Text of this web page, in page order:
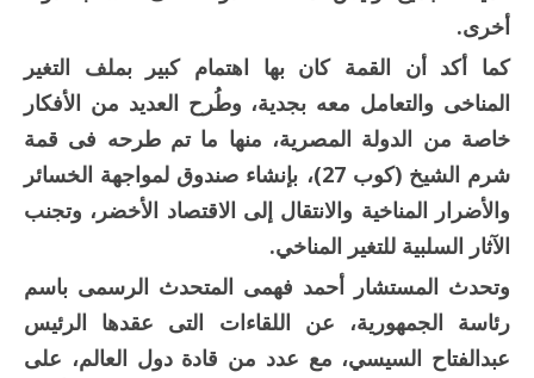
أخرى.
كما أكد أن القمة كان بها اهتمام كبير بملف التغير
المناخى والتعامل معه بجدية، وطُرح العديد من الأفكار
خاصة من الدولة المصرية، منها ما تم طرحه فى قمة
شرم الشيخ (كوب 27)، بإنشاء صندوق لمواجهة الخسائر
والأضرار المناخية والانتقال إلى الاقتصاد الأخضر، وتجنب
الآثار السلبية للتغير المناخي.
وتحدث المستشار أحمد فهمى المتحدث الرسمى باسم
رئاسة الجمهورية، عن اللقاءات التى عقدها الرئيس
عبدالفتاح السيسي، مع عدد من قادة دول العالم، على